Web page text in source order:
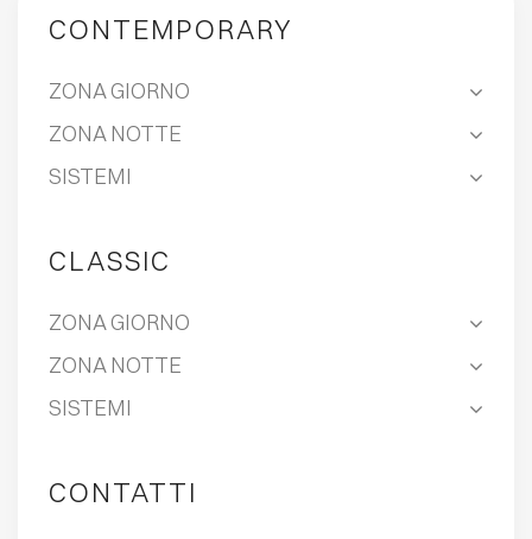
CONTEMPORARY
ZONA GIORNO
ZONA NOTTE
SISTEMI
CLASSIC
ZONA GIORNO
ZONA NOTTE
SISTEMI
CONTATTI